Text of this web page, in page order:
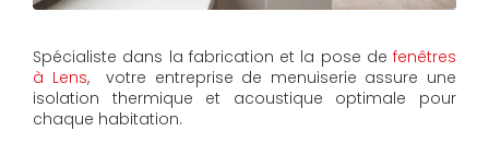
Spécialiste dans la fabrication et la pose de fenêtres
à Lens, votre entreprise de menuiserie assure une
isolation thermique et acoustique optimale pour
chaque habitation.